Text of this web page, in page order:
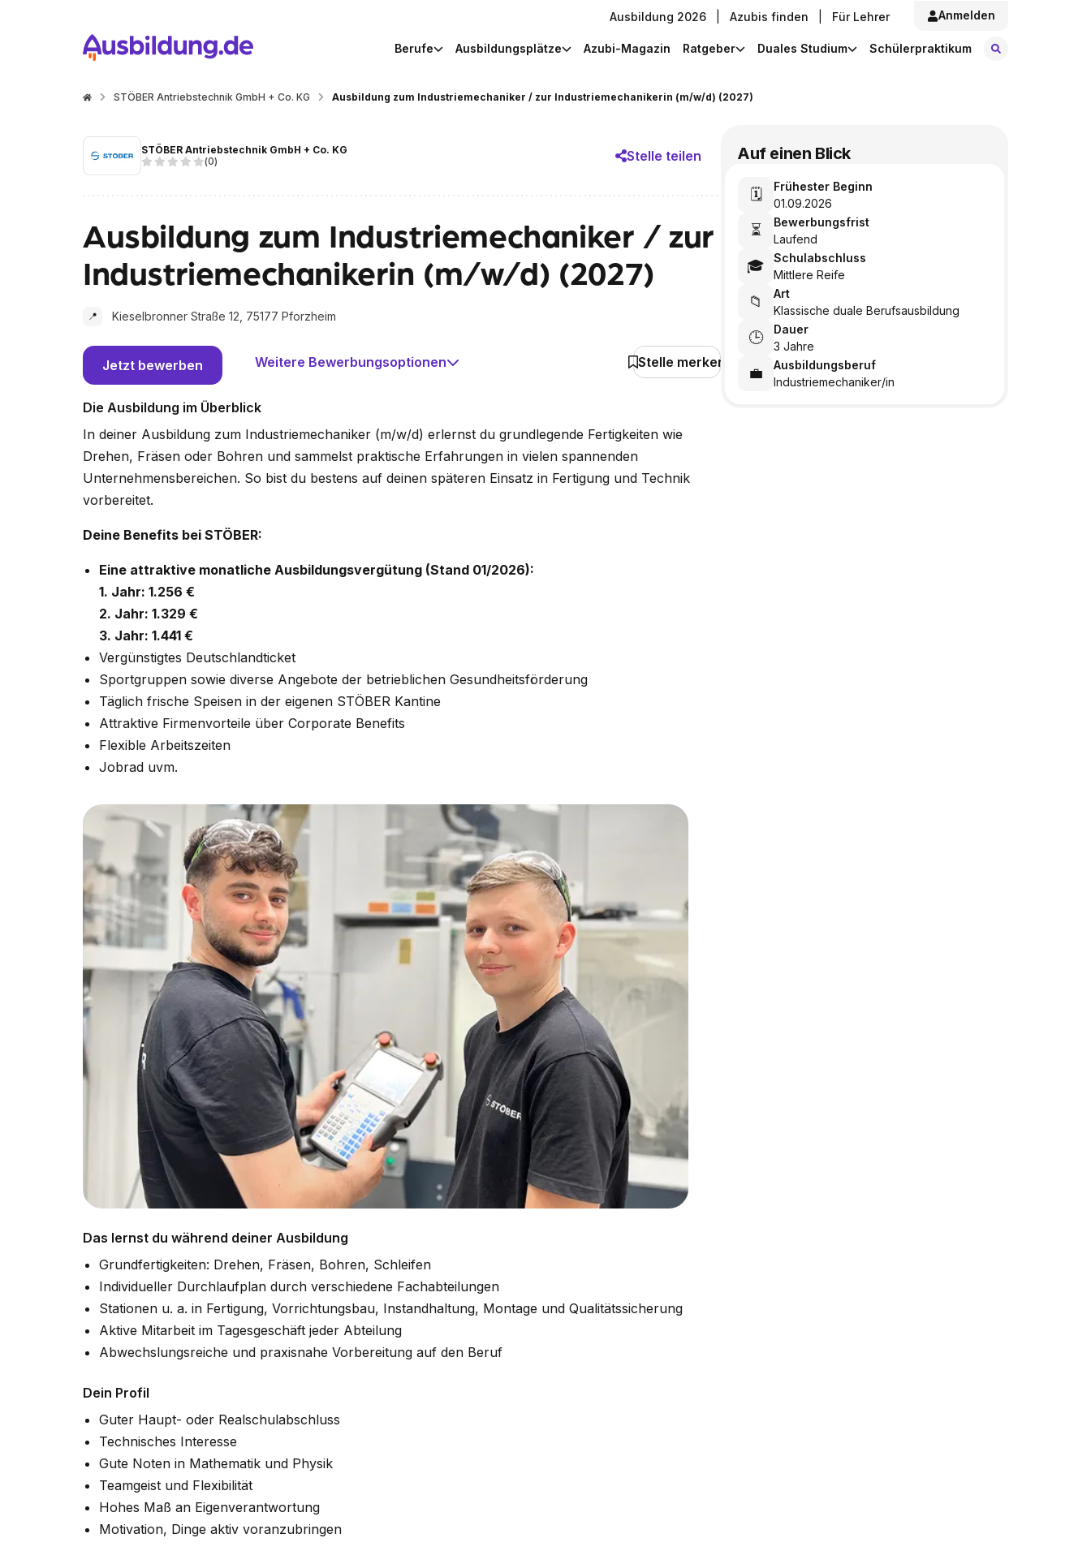
Ausbildung 2026 Azubis finden Für Lehrer Anmelden
Berufe Ausbildungsplätze Azubi-Magazin Ratgeber Duales Studium Schülerpraktikum
STÖBER Antriebstechnik GmbH + Co. KG Ausbildung zum Industriemechaniker / zur Industriemechanikerin (m/w/d) (2027)
STÖBER Antriebstechnik GmbH + Co. KG
(0) Stelle teilen
Ausbildung zum Industriemechaniker / zur
Industriemechanikerin (m/w/d) (2027)
📍 Kieselbronner Straße 12, 75177 Pforzheim
Jetzt bewerben Weitere Bewerbungsoptionen Stelle merken
Die Ausbildung im Überblick
In deiner Ausbildung zum Industriemechaniker (m/w/d) erlernst du grundlegende Fertigkeiten wie
Drehen, Fräsen oder Bohren und sammelst praktische Erfahrungen in vielen spannenden
Unternehmensbereichen. So bist du bestens auf deinen späteren Einsatz in Fertigung und Technik
vorbereitet.
Deine Benefits bei STÖBER:
Eine attraktive monatliche Ausbildungsvergütung (Stand 01/2026):
1. Jahr: 1.256 €
2. Jahr: 1.329 €
3. Jahr: 1.441 €
Vergünstigtes Deutschlandticket
Sportgruppen sowie diverse Angebote der betrieb­lichen Gesund­heits­förderung
Täglich frische Speisen in der eigenen STÖBER Kantine
Attraktive Firmen­vorteile über Corporate Benefits
Flexible Arbeitszeiten
Jobrad uvm.
Das lernst du während deiner Ausbildung
Grundfertigkeiten: Drehen, Fräsen, Bohren, Schleifen
Individueller Durchlaufplan durch verschiedene Fachabteilungen
Stationen u. a. in Fertigung, Vorrichtungsbau, Instandhaltung, Montage und Qualitätssicherung
Aktive Mitarbeit im Tagesgeschäft jeder Abteilung
Abwechslungsreiche und praxisnahe Vorbereitung auf den Beruf
Dein Profil
Guter Haupt- oder Realschulabschluss
Technisches Interesse
Gute Noten in Mathematik und Physik
Teamgeist und Flexibilität
Hohes Maß an Eigenverantwortung
Motivation, Dinge aktiv voranzubringen
Auf einen Blick
🗓️
Frühester Beginn
01.09.2026
⏳
Bewerbungsfrist
Laufend
🎓
Schulabschluss
Mittlere Reife
📁
Art
Klassische duale Berufsausbildung
🕒
Dauer
3 Jahre
💼
Ausbildungsberuf
Industriemechaniker/in